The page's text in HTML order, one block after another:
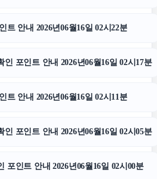
서대문구하수구막힘
서울음주운전변호사
트 안내 2026년06월16일 02시22분
포인트 안내 2026년06월16일 02시17분
트 안내 2026년06월16일 02시11분
포인트 안내 2026년06월16일 02시05분
포인트 안내 2026년06월16일 02시00분